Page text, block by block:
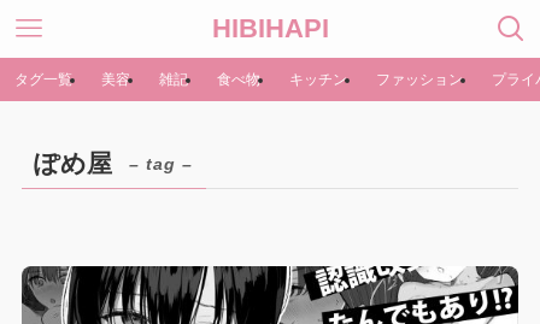
HIBIHAPI
タグ一覧 美容 雑記 食べ物 キッチン ファッション プライ
ぽめ屋 – tag –